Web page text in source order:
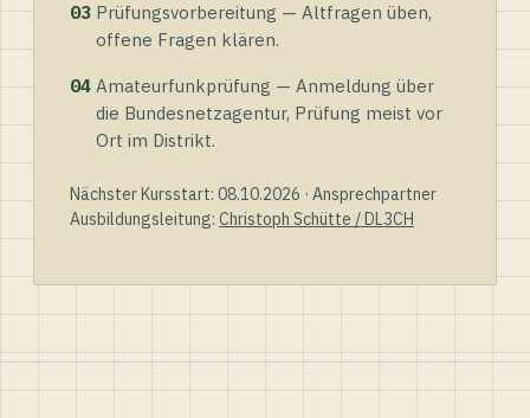
03 Prüfungsvorbereitung — Altfragen üben,
offene Fragen klären.
04 Amateurfunkprüfung — Anmeldung über
die Bundesnetzagentur, Prüfung meist vor
Ort im Distrikt.
Nächster Kursstart: 08.10.2026 · Ansprechpartner
Ausbildungsleitung: Christoph Schütte / DL3CH